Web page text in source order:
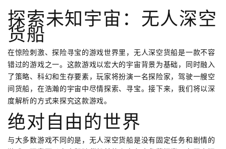
探索未知宇宙：无人深空
货船
在惊险刺激、探险寻宝的游戏世界里，无人深空货船是一款不容
错过的游戏之一。这款游戏以宏大的宇宙背景为基础，同时融入
了策略、科幻和生存要素，玩家将扮演一名探险家，驾驶一艘空
间货船，在浩瀚的宇宙中尽情探索、寻宝。接下来，我们将以深
度解析的方式来探究这款游戏。
绝对自由的世界
与大多数游戏不同的是，无人深空货船是没有固定任务和剧情的